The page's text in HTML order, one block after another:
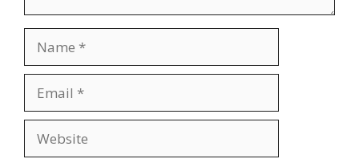
Name
Email
Website